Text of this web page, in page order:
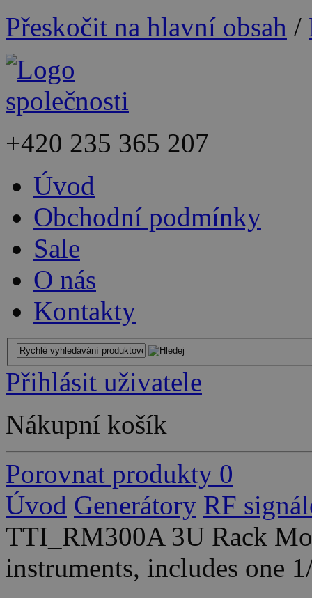
Přeskočit na hlavní obsah /
+420 235 365 207
Úvod
Obchodní podmínky
Sale
O nás
Kontakty
Přihlásit uživatele
Nákupní košík
Porovnat produkty 0
Úvod Generátory RF
TTI_RM300A 3U Rack
instruments, includes one